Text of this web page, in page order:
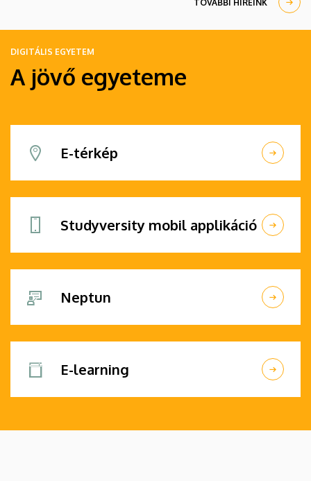
TOVÁBBI HÍREINK
DIGITÁLIS EGYETEM
A jövő egyeteme
E-térkép
Studyversity mobil applikáció
Neptun
E-learning